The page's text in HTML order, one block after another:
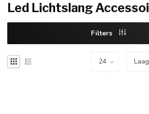
Led Lichtslang
Filters